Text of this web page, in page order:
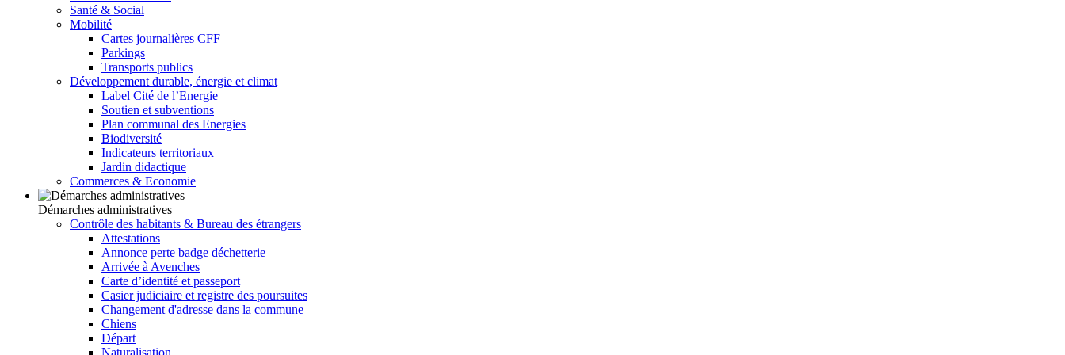
Santé & Social
Mobilité
Cartes journalières CFF
Parkings
Transports publics
Développement durable, énergie et climat
Label Cité de l’Energie
Soutien et subventions
Plan communal des Energies
Biodiversité
Indicateurs territoriaux
Jardin didactique
Commerces & Economie
Démarches administratives
Contrôle des habitants & Bureau des étrangers
Attestations
Annonce perte badge déchetterie
Arrivée à Avenches
Carte d’identité et passeport
Casier judiciaire et registre des poursuites
Changement d'adresse dans la commune
Chiens
Départ
Naturalisation